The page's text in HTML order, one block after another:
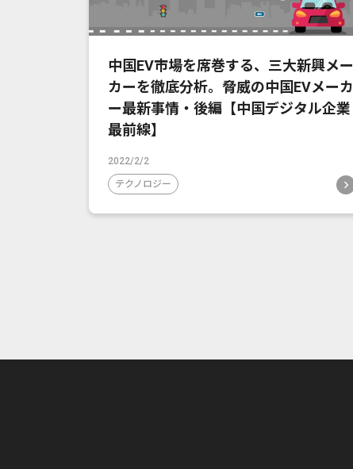
中国EV市場を席巻する、三大新興メー
カーを徹底分析。脅威の中国EVメーカ
ー最新事情・後編【中国デジタル企業
最前線】
2022/2/2
テクノロジー